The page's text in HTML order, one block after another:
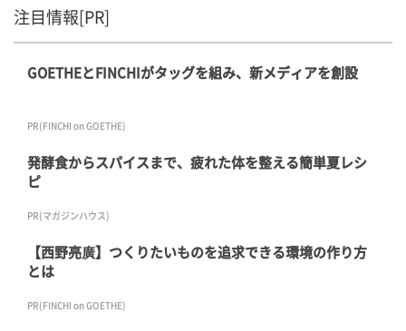
注目情報[PR]
GOETHEとFINCHIがタッグを組み、新メディアを創設
PR(FINCHI on GOETHE)
発酵食からスパイスまで、疲れた体を整える簡単夏レシ
ピ
PR(マガジンハウス)
【西野亮廣】つくりたいものを追求できる環境の作り方
とは
PR(FINCHI on GOETHE)